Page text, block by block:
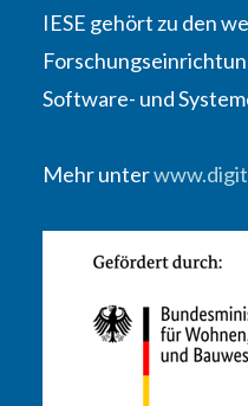
IESE gehört zu den
Software- und
Mehr unter